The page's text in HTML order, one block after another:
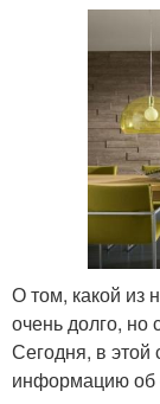
О том, какой из
очень долго, но
Сегодня, в
информацию об